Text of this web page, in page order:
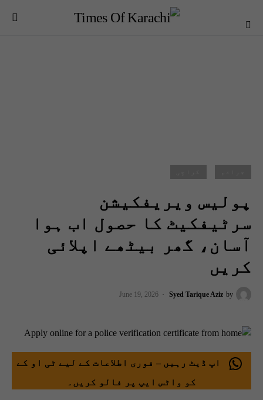
پولیس ویریفکیشن
سرٹیفکیٹ کا حصول اب ہوا
آسان، گھر بیٹھے اپلائی
کریں
by
Syed Tarique Aziz
June 19, 2026
اپ ڈیٹ رہیں – فوری اطلاعات کے لیے ٹی او کے
کو واٹس ایپ پر فالو کریں۔